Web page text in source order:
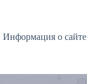
Информация о сайте